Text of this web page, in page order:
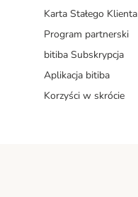
Karta Stałego Klienta
Program partnerski
bitiba Subskrypcja
Aplikacja bitiba
Korzyści w skrócie